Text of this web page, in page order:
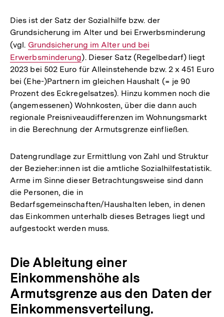
Dies ist der Satz der Sozialhilfe bzw. der
Grundsicherung im Alter und bei Erwerbsminderung
(vgl. Interner
Link:
Grundsicherung im Alter und bei
Erwerbsminderung). Dieser Satz (Regelbedarf) liegt
2023 bei 502 Euro für Alleinstehende bzw. 2 x 451 Euro
bei (Ehe-)Partnern im gleichen Haushalt (= je 90
Prozent des Eckregelsatzes). Hinzu kommen noch die
(angemessenen) Wohnkosten, über die dann auch
regionale Preisniveaudifferenzen im Wohnungsmarkt
in die Berechnung der Armutsgrenze einfließen.
Datengrundlage zur Ermittlung von Zahl und Struktur
der Bezieher:innen ist die amtliche Sozialhilfestatistik.
Arme im Sinne dieser Betrachtungsweise sind dann
die Personen, die in
Bedarfsgemeinschaften/Haushalten leben, in denen
das Einkommen unterhalb dieses Betrages liegt und
aufgestockt werden muss.
Die Ableitung einer
Einkommenshöhe als
Armutsgrenze aus den Daten der
Einkommensverteilung.